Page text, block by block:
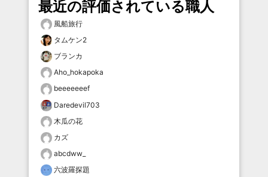
最近の評価されている職人
風船旅行
タムケン2
ブランカ
Aho_hokapoka
beeeeeeef
Daredevil703
木瓜の花
カズ
abcdww_
六波羅探題